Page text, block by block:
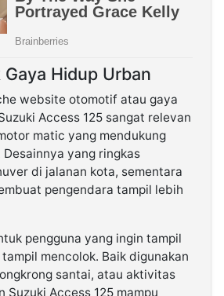
Hidup Urban
website otomotif atau gaya
Access 125 sangat relevan
matic yang mendukung
yang ringkas
di jalanan kota, sementara
pengendara tampil lebih
pengguna yang ingin tampil
mencolok. Baik digunakan
santai, atau aktivitas
Suzuki Access 125 mampu